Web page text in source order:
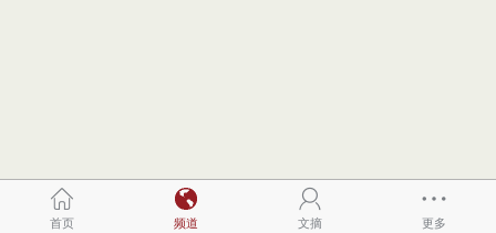
首页 频道 文摘 更多